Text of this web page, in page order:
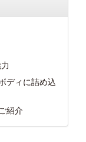
ディに詰め込
紹介